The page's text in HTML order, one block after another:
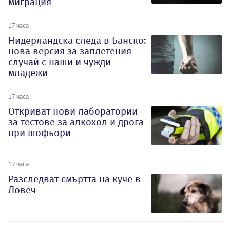
17 часа
Нидерландска следа в Банско:
нова версия за заплетения
случай с наши и чужди
младежи
17 часа
Откриват нови лаборатории
за тестове за алкохол и дрога
при шофьори
17 часа
Разследват смъртта на куче в
Ловеч